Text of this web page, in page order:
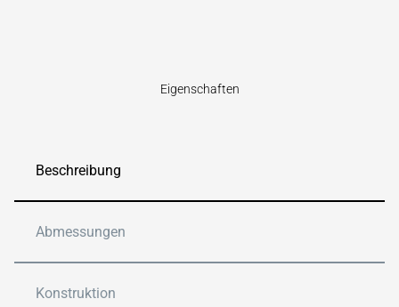
Eigenschaften
Beschreibung
Abmessungen
Konstruktion